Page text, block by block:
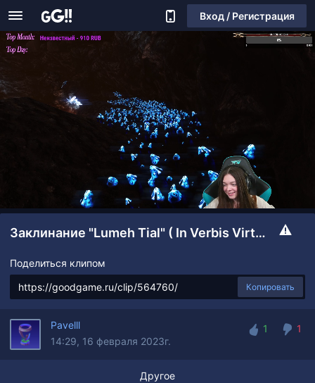
Вход / Регистрация
Заклинание "Lumeh Tial" ( In Verbis Virtus )
Поделиться клипом
Копировать
Pavelll
14:29, 16 февраля 2023г.
1
1
Другое